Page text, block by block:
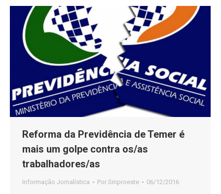
Reforma da Previdência de Temer é
mais um golpe contra os/as
trabalhadores/as
Informação Jornalística Por Sinproeste 06/12/2016